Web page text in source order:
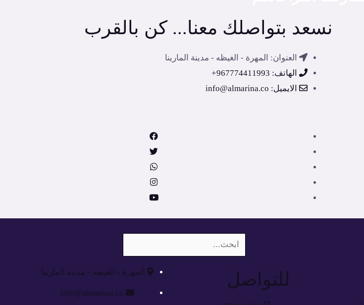
نسعد بتواصلك معنا... كن بالقرب
العنوان: المهرة - الغيظه - مدينة المارينا
الهاتف: 967774411993+
الايميل: info@almarina.co
للتواصل المهرة - الغيضة - مدينة المارينا
info@almarina.co